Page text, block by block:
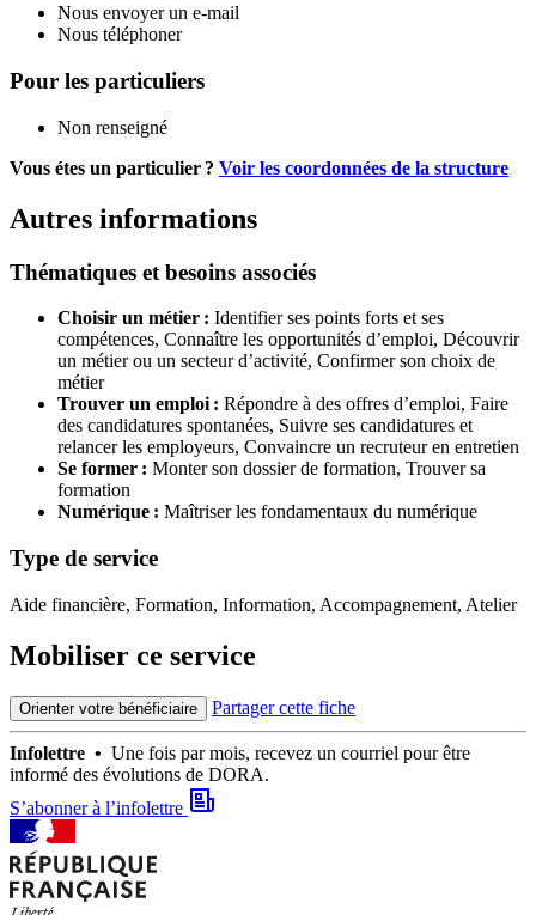
Nous envoyer un e-mail
Nous téléphoner
Pour les particuliers
Non renseigné
Vous étes un particulier ? Voir les coordonnées de la structure
Autres informations
Thématiques et besoins associés
Choisir un métier : Identifier ses points forts et ses
compétences, Connaître les opportunités d’emploi, Découvrir
un métier ou un secteur d’activité, Confirmer son choix de
métier
Trouver un emploi : Répondre à des offres d’emploi, Faire
des candidatures spontanées, Suivre ses candidatures et
relancer les employeurs, Convaincre un recruteur en entretien
Se former : Monter son dossier de formation, Trouver sa
formation
Numérique : Maîtriser les fondamentaux du numérique
Type de service
Aide financière, Formation, Information, Accompagnement, Atelier
Mobiliser ce service
Orienter votre bénéficiaire Partager cette fiche
Infolettre • Une fois par mois, recevez un courriel pour être
informé des évolutions de DORA.
S’abonner à l’infolettre